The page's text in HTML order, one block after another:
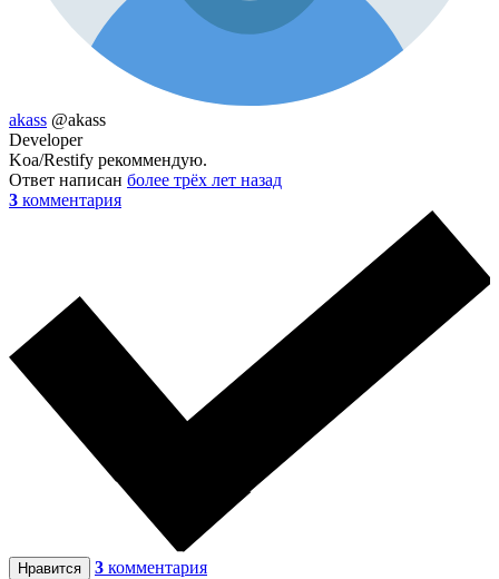
akass @akass
Developer
Koa/Restify рекоммендую.
Ответ написан более трёх лет назад
3 комментария
Нравится 3 комментария